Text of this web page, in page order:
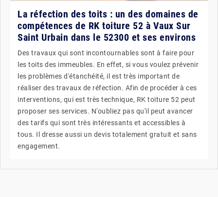
La réfection des toits : un des domaines de
compétences de RK toiture 52 à Vaux Sur
Saint Urbain dans le 52300 et ses environs
Des travaux qui sont incontournables sont à faire pour
les toits des immeubles. En effet, si vous voulez prévenir
les problèmes d'étanchéité, il est très important de
réaliser des travaux de réfection. Afin de procéder à ces
interventions, qui est très technique, RK toiture 52 peut
proposer ses services. N'oubliez pas qu'il peut avancer
des tarifs qui sont très intéressants et accessibles à
tous. Il dresse aussi un devis totalement gratuit et sans
engagement.